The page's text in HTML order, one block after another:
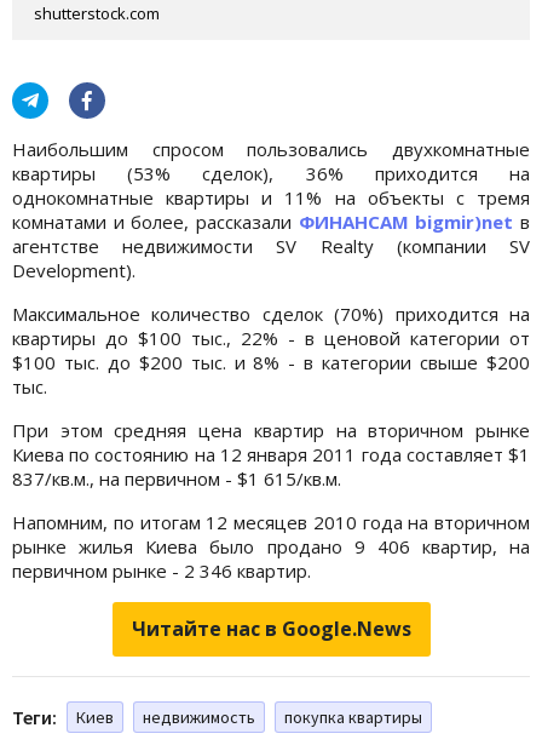
shutterstock.com
Наибольшим спросом пользовались двухкомнатные
квартиры (53% сделок), 36% приходится на
однокомнатные квартиры и 11% на объекты с тремя
комнатами и более, рассказали ФИНАНСАМ bigmir)net в
агентстве недвижимости SV Realty (компании SV
Development).
Максимальное количество сделок (70%) приходится на
квартиры до $100 тыс., 22% - в ценовой категории от
$100 тыс. до $200 тыс. и 8% - в категории свыше $200
тыс.
При этом средняя цена квартир на вторичном рынке
Киева по состоянию на 12 января 2011 года составляет $1
837/кв.м., на первичном - $1 615/кв.м.
Напомним, по итогам 12 месяцев 2010 года на вторичном
рынке жилья Киева было продано 9 406 квартир, на
первичном рынке - 2 346 квартир.
Читайте нас в Google.News
Теги: Киев недвижимость покупка квартиры